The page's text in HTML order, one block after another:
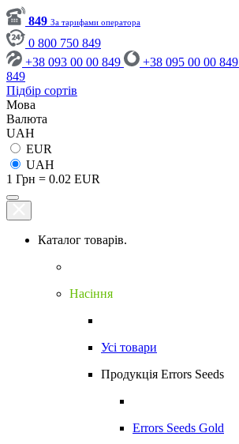
849 За тарифами оператора
0 800 750 849
+38 093 00 00 849
+38 095 00 00 849
849
Підбір сортів
Мова
Валюта
UAH
EUR
UAH
1 Грн = 0.02 EUR
Каталог товарів.
Насіння
Усі товари
Продукція Errors Seeds
Errors Seeds Gold